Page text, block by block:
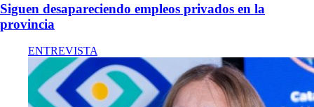
Siguen desapareciendo empleos privados en la
provincia
ENTREVISTA